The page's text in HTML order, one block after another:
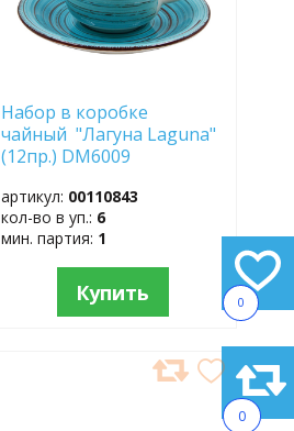
0
0
Набор в коробке
чайный "Лагуна Laguna"
(12пр.) DM6009
артикул: 00110843
кол-во в уп.: 6
мин. партия: 1
Купить